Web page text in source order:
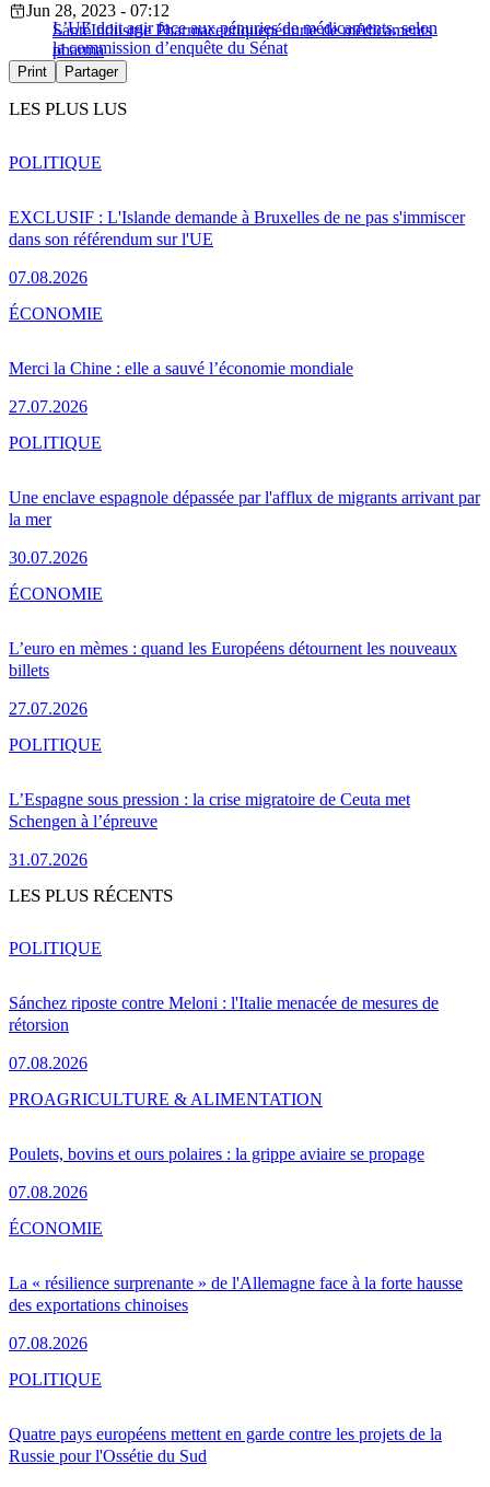
L’UE doit agir face aux pénuries de médicaments, selon
la commission d’enquête du Sénat
Jun 28, 2023 - 07:12
SantéIndustrie Pharmaceutiquepénurie de médicaments
pharma
Print Partager
LES PLUS LUS
EXCLUSIF : L'Islande demande à Bruxelles de ne pas s'immiscer
dans son référendum sur l'UE
07.08.2026
POLITIQUE
Merci la Chine : elle a sauvé l’économie mondiale
27.07.2026
ÉCONOMIE
Une enclave espagnole dépassée par l'afflux de migrants arrivant par
la mer
30.07.2026
POLITIQUE
L’euro en mèmes : quand les Européens détournent les nouveaux
billets
27.07.2026
ÉCONOMIE
L’Espagne sous pression : la crise migratoire de Ceuta met
Schengen à l’épreuve
31.07.2026
POLITIQUE
LES PLUS RÉCENTS
Sánchez riposte contre Meloni : l'Italie menacée de mesures de
rétorsion
07.08.2026
POLITIQUE
Poulets, bovins et ours polaires : la grippe aviaire se propage
07.08.2026
PROAGRICULTURE & ALIMENTATION
La « résilience surprenante » de l'Allemagne face à la forte hausse
des exportations chinoises
07.08.2026
ÉCONOMIE
Quatre pays européens mettent en garde contre les projets de la
Russie pour l'Ossétie du Sud
POLITIQUE